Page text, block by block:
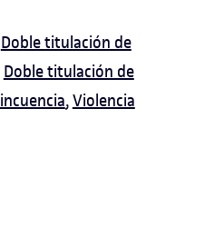
Doble titulación de
Doble titulación de
,Violencia